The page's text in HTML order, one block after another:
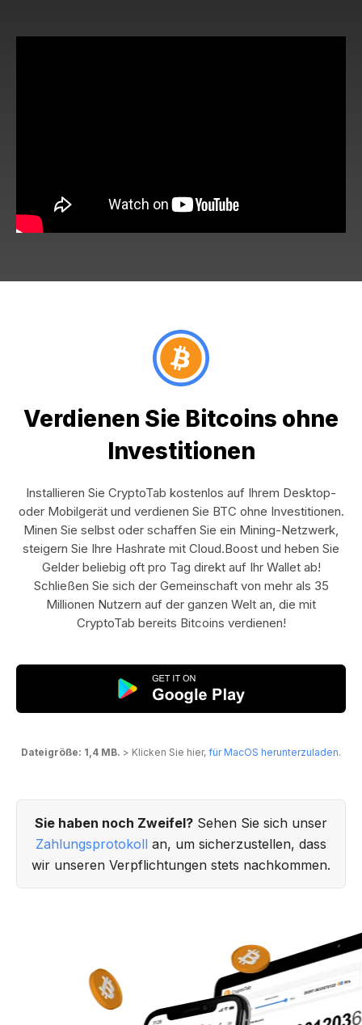
Verdienen Sie Bitcoins ohne
Investitionen
Installieren Sie CryptoTab kostenlos auf Ihrem Desktop-
oder Mobilgerät und verdienen Sie BTC ohne Investitionen.
Minen Sie selbst oder schaffen Sie ein Mining-Netzwerk,
steigern Sie Ihre Hashrate mit Cloud.Boost und heben Sie
Gelder beliebig oft pro Tag direkt auf Ihr Wallet ab!
Schließen Sie sich der Gemeinschaft von mehr als 35
Millionen Nutzern auf der ganzen Welt an, die mit
CryptoTab bereits Bitcoins verdienen!
Dateigröße: 1,4 MB. > Klicken Sie hier, für MacOS herunterzuladen.
Sie haben noch Zweifel? Sehen Sie sich unser
Zahlungsprotokoll an, um sicherzustellen, dass
wir unseren Verpflichtungen stets nachkommen.